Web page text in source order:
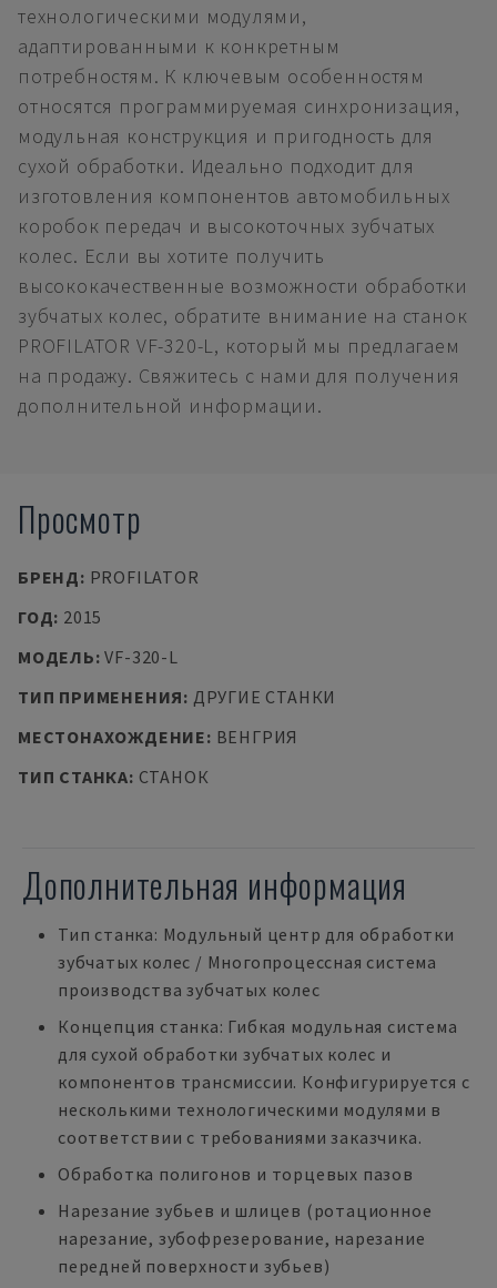
технологическими модулями,
адаптированными к конкретным
потребностям. К ключевым особенностям
относятся программируемая синхронизация,
модульная конструкция и пригодность для
сухой обработки. Идеально подходит для
изготовления компонентов автомобильных
коробок передач и высокоточных зубчатых
колес. Если вы хотите получить
высококачественные возможности обработки
зубчатых колес, обратите внимание на станок
PROFILATOR VF-320-L, который мы предлагаем
на продажу. Свяжитесь с нами для получения
дополнительной информации.
Просмотр
БРЕНД: PROFILATOR
ГОД: 2015
МОДЕЛЬ:VF-320-L
ТИП ПРИМЕНЕНИЯ: ДРУГИЕ СТАНКИ
МЕСТОНАХОЖДЕНИЕ: ВЕНГРИЯ
ТИП СТАНКА: СТАНОК
Дополнительная информация
Тип станка: Модульный центр для обработки
зубчатых колес / Многопроцессная система
производства зубчатых колес
Концепция станка: Гибкая модульная система
для сухой обработки зубчатых колес и
компонентов трансмиссии. Конфигурируется с
несколькими технологическими модулями в
соответствии с требованиями заказчика.
Обработка полигонов и торцевых пазов
Нарезание зубьев и шлицев (ротационное
нарезание, зубофрезерование, нарезание
передней поверхности зубьев)